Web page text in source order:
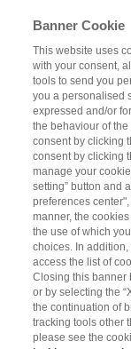
Banner Cookie
This website uses
with your consent,
tools to send you
you a personalised
expressed and/or
the behaviour of
consent by clicking
consent by clicking
manage your
setting” button and
preferences
manner, the
the use of which
choices. In
access the list of
Closing this banner
or by selecting the
the continuation of
tracking tools other
please see the